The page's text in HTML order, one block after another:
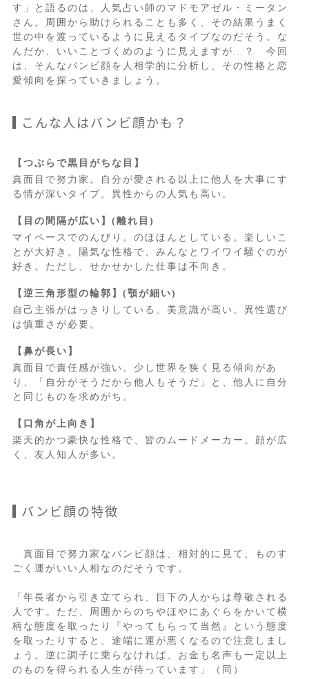
す」と語るのは、人気占い師のマドモアゼル・ミータン
さん。周囲から助けられることも多く、その結果うまく
世の中を渡っているように見えるタイプなのだそう。な
んだか、いいことづくめのように見えますが…？ 今回
は、そんなバンビ顔を人相学的に分析し、その性格と恋
愛傾向を探っていきましょう。
こんな人はバンビ顔かも？
【つぶらで黒目がちな目】
真面目で努力家。自分が愛される以上に他人を大事にす
る情が深いタイプ。異性からの人気も高い。
【目の間隔が広い】(離れ目)
マイペースでのんびり。のほほんとしている。楽しいこ
とが大好き。陽気な性格で、みんなとワイワイ騒ぐのが
好き。ただし、せかせかした仕事は不向き。
【逆三角形型の輪郭】(顎が細い)
自己主張がはっきりしている。美意識が高い。異性選び
は慎重さが必要。
【鼻が長い】
真面目で責任感が強い。少し世界を狭く見る傾向があ
り、「自分がそうだから他人もそうだ」と、他人に自分
と同じものを求めがち。
【口角が上向き】
楽天的かつ豪快な性格で、皆のムードメーカー。顔が広
く、友人知人が多い。
バンビ顔の特徴
真面目で努力家なバンビ顔は、相対的に見て、ものす
ごく運がいい人相なのだそうです。
「年長者から引き立てられ、目下の人からは尊敬される
人です。ただ、周囲からのちやほやにあぐらをかいて横
柄な態度を取ったり『やってもらって当然』という態度
を取ったりすると、途端に運が悪くなるので注意しまし
ょう。逆に調子に乗らなければ、お金も名声も一定以上
のものを得られる人生が待っています」（同）